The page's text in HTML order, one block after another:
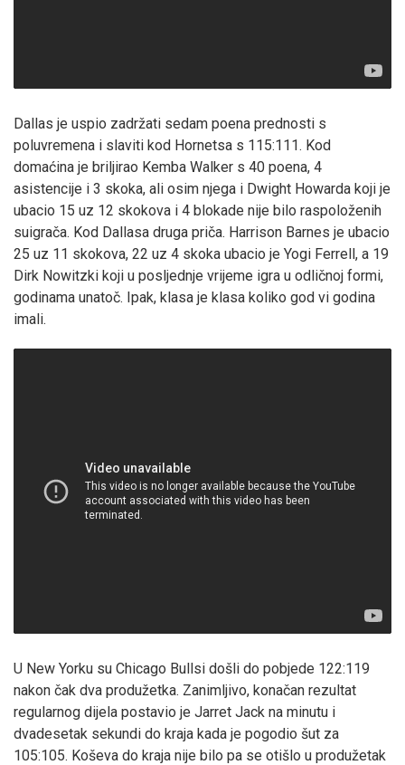
Dallas je uspio zadržati sedam poena prednosti s
poluvremena i slaviti kod Hornetsa s 115:111. Kod
domaćina je briljirao Kemba Walker s 40 poena, 4
asistencije i 3 skoka, ali osim njega i Dwight Howarda koji je
ubacio 15 uz 12 skokova i 4 blokade nije bilo raspoloženih
suigrača. Kod Dallasa druga priča. Harrison Barnes je ubacio
25 uz 11 skokova, 22 uz 4 skoka ubacio je Yogi Ferrell, a 19
Dirk Nowitzki koji u posljednje vrijeme igra u odličnoj formi,
godinama unatoč. Ipak, klasa je klasa koliko god vi godina
imali.
U New Yorku su Chicago Bullsi došli do pobjede 122:119
nakon čak dva produžetka. Zanimljivo, konačan rezultat
regularnog dijela postavio je Jarret Jack na minutu i
dvadesetak sekundi do kraja kada je pogodio šut za
105:105. Koševa do kraja nije bilo pa se otišlo u produžetak